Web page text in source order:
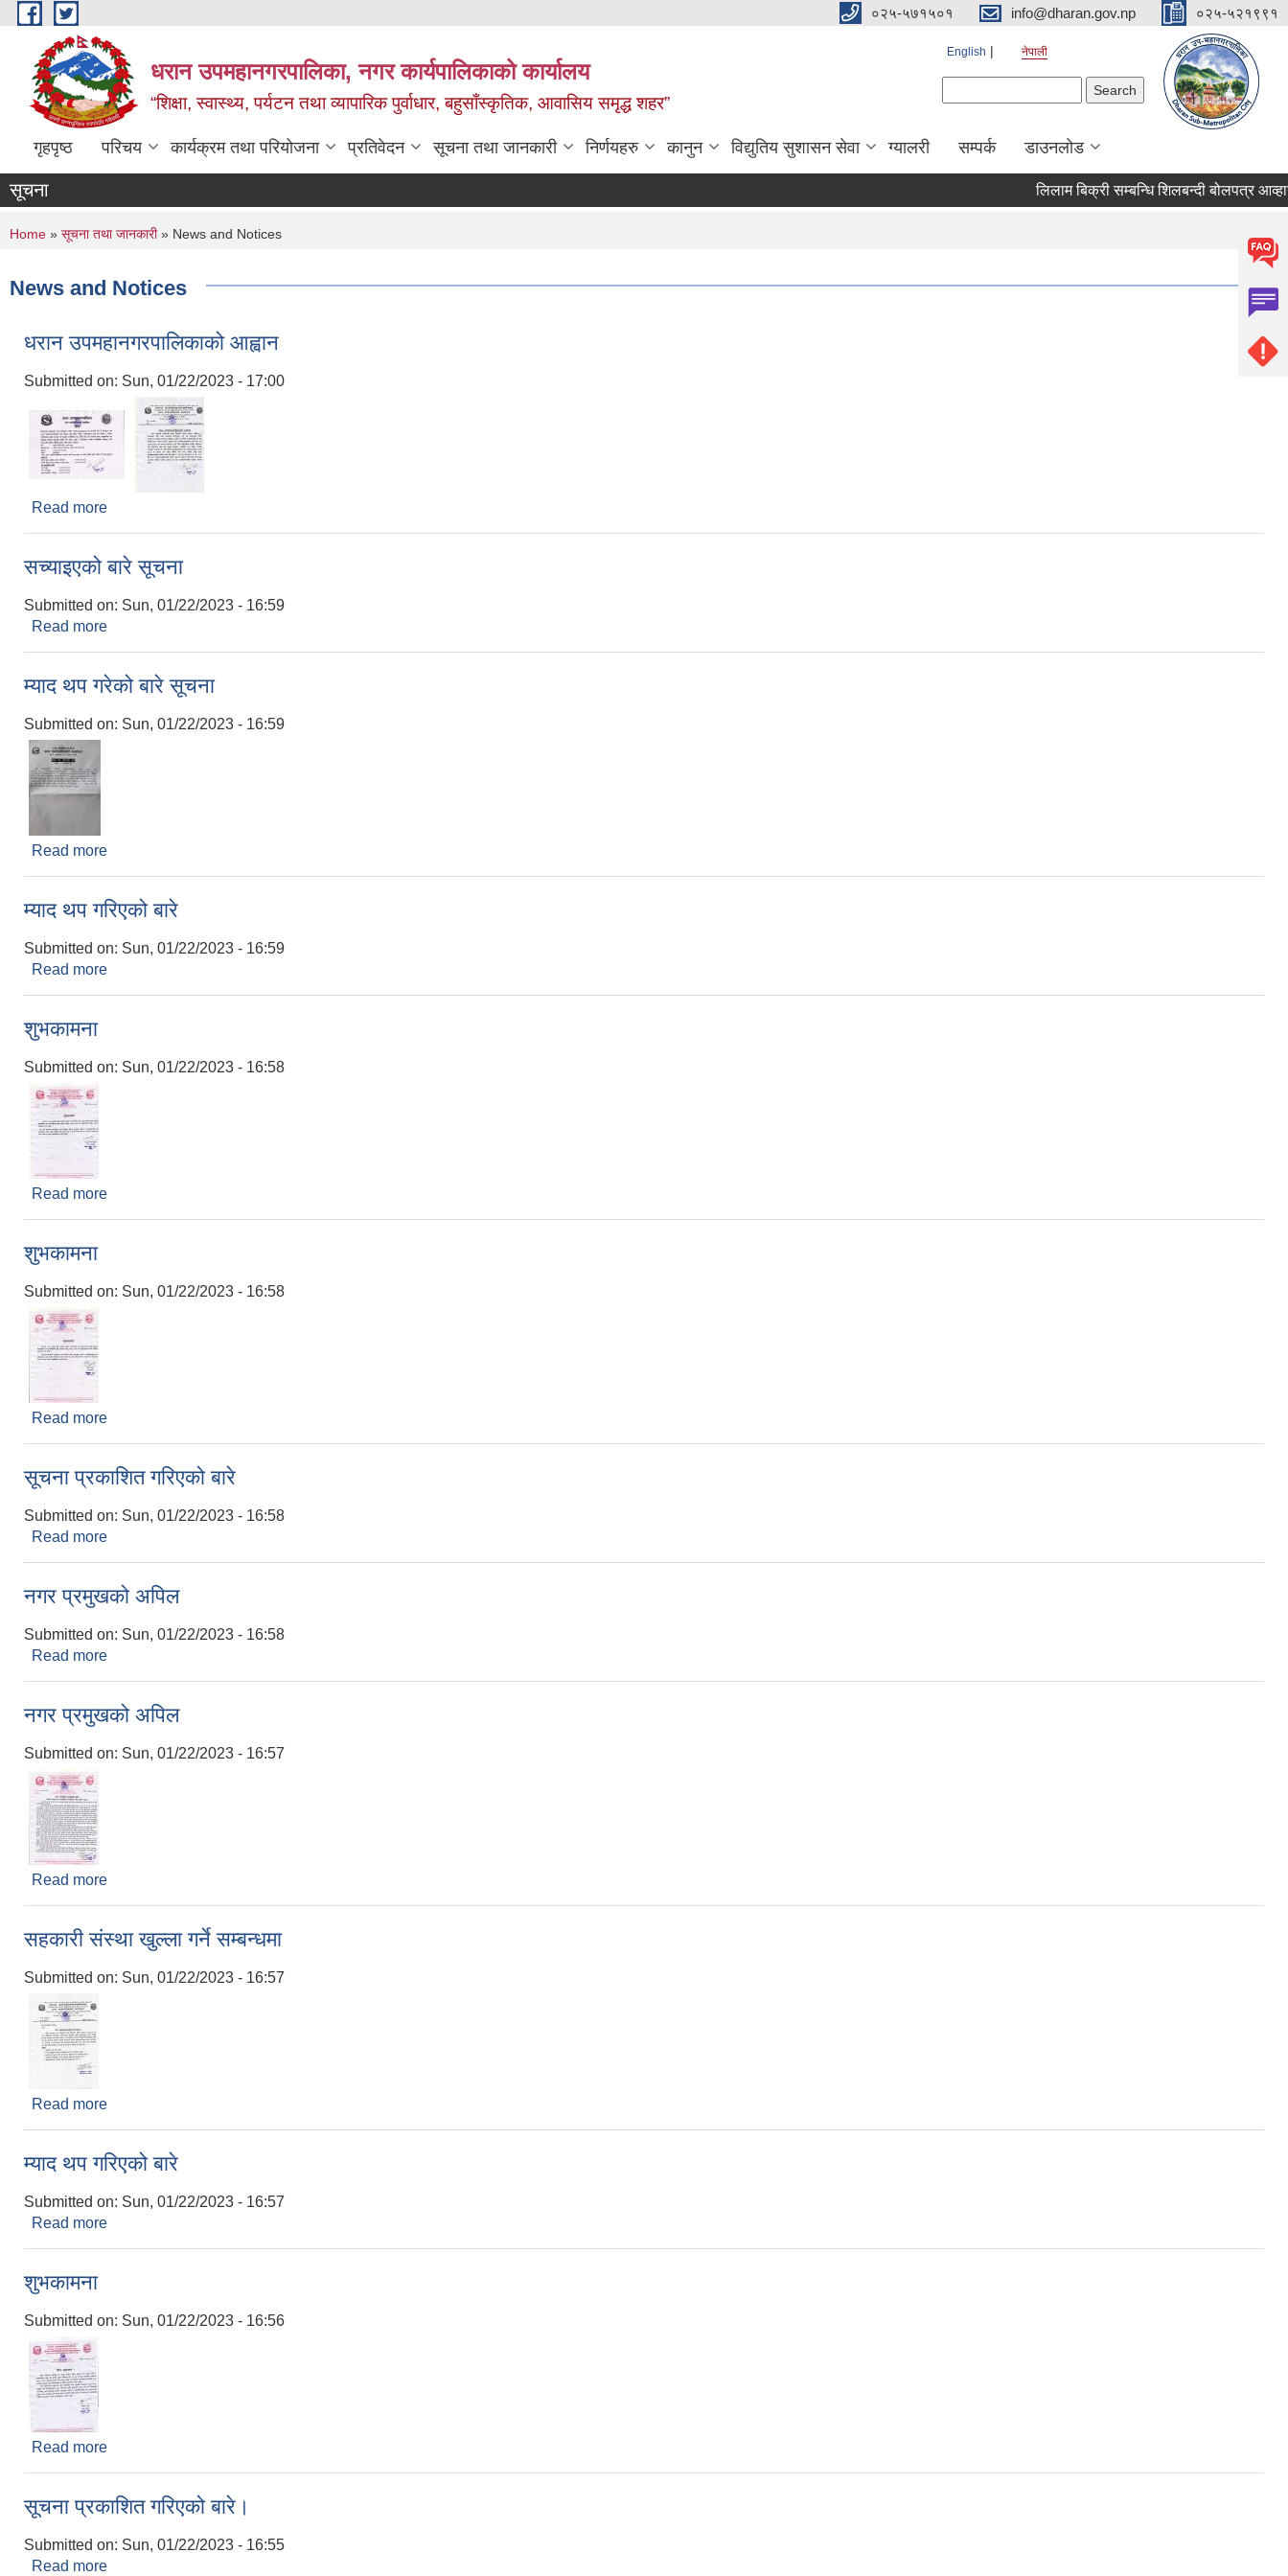
Skip to main content ०२५-५७१५०१ info@dharan.gov.np ०२५-५२१९९१
धरान उपमहानगरपालिका, नगर कार्यपालिकाको कार्यालय
“शिक्षा, स्वास्थ्य, पर्यटन तथा व्यापारिक पुर्वाधार, बहुसाँस्कृतिक, आवासिय समृद्ध शहर”
English नेपाली
गृहपृष्ठ परिचय कार्यक्रम तथा परियोजना प्रतिवेदन सूचना तथा जानकारी निर्णयहरु कानुन विद्युतिय सुशासन सेवा ग्यालरी सम्पर्क डाउनलोड
सूचना लिलाम बिक्री सम्बन्धि
You are here
Home » सूचना तथा जानकारी» News and Notices
News and Notices
धरान उपमहानगरपालिकाको आह्वान
Submitted on: Sun, 01/22/2023 - 17:00
Read more
सच्याइएको बारे सूचना
Submitted on: Sun, 01/22/2023 - 16:59
Read more
म्याद थप गरेको बारे सूचना
Submitted on: Sun, 01/22/2023 - 16:59
Read more
म्याद थप गरिएको बारे
Submitted on: Sun, 01/22/2023 - 16:59
Read more
शुभकामना
Submitted on: Sun, 01/22/2023 - 16:58
Read more
शुभकामना
Submitted on: Sun, 01/22/2023 - 16:58
Read more
सूचना प्रकाशित गरिएको बारे
Submitted on: Sun, 01/22/2023 - 16:58
Read more
नगर प्रमुखको अपिल
Submitted on: Sun, 01/22/2023 - 16:58
Read more
नगर प्रमुखको अपिल
Submitted on: Sun, 01/22/2023 - 16:57
Read more
सहकारी संस्था खुल्ला गर्ने सम्बन्धमा
Submitted on: Sun, 01/22/2023 - 16:57
Read more
म्याद थप गरिएको बारे
Submitted on: Sun, 01/22/2023 - 16:57
Read more
शुभकामना
Submitted on: Sun, 01/22/2023 - 16:56
Read more
सूचना प्रकाशित गरिएको बारे।
Submitted on: Sun, 01/22/2023 - 16:55
Read more